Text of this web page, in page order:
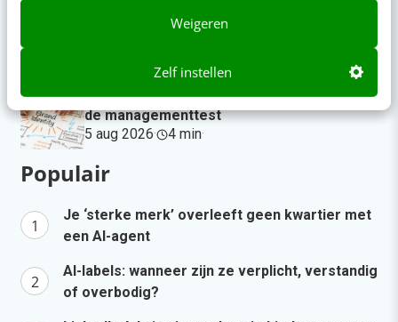
Weigeren
Zelf instellen
is [stappenplan]
Denk je dat je positionering helder is? Doe
de managementtest
5 aug 2026· 4 min·
Populair
Je ‘sterke merk’ overleeft geen kwartier met
een AI-agent
AI-labels: wanneer zijn ze verplicht, verstandig
of overbodig?